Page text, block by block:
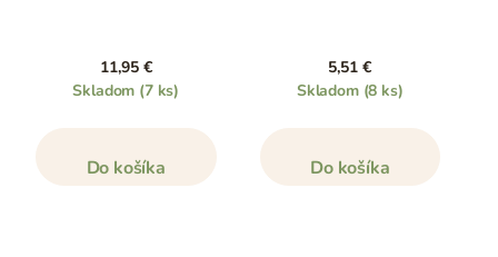
11,95 €
Skladom (7 ks)
Do košíka
5,51 €
Skladom (8 ks)
Do košíka